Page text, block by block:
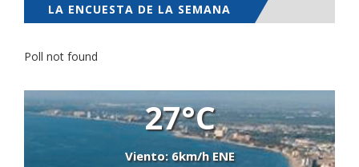
LA ENCUESTA DE LA SEMANA
Poll not found
27°C
Viento: 6km/h ENE